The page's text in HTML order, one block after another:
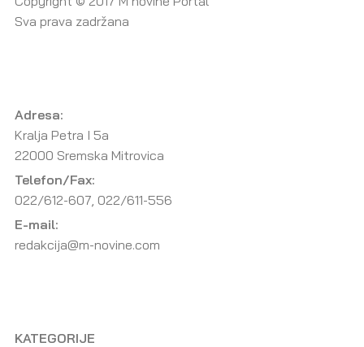
Sva prava zadržana
Adresa:
Kralja Petra I 5a
22000 Sremska Mitrovica
Telefon/Fax:
022/612-607, 022/611-556
E-mail:
redakcija@m-novine.com
KATEGORIJE